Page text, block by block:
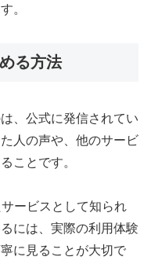
。
る方法
、公式に発信されてい
人の声や、他のサービ
ことです。
ービスとして知られ
には、実際の利用体験
に見ることが大切で